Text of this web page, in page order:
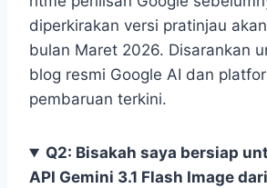
diperkirakan versi pratinjau
bulan Maret 2026. Disarankan
blog resmi Google AI dan
pembaruan terkini.
Q2: Bisakah saya bersiap
API Gemini 3.1 Flash Image